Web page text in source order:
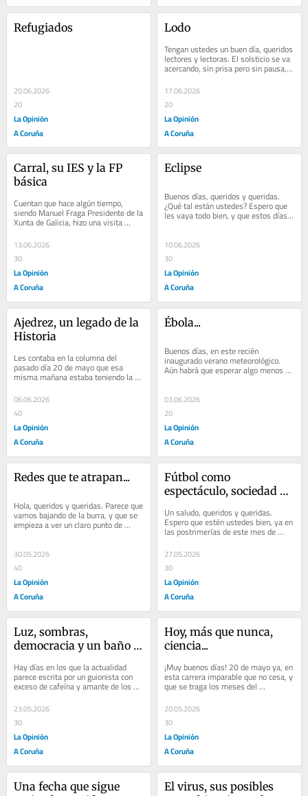
Refugiados
20.06.2026
20
La Opinión
A Coruña
Lodo
Tengan ustedes un buen día, queridos
lectores y lectoras. El solsticio se va
acercando, sin prisa pero sin pausa, y
todo se va configurando para ese...
17.06.2026
20
La Opinión
A Coruña
Carral, su IES y la FP
básica
Cuentan que hace algún tiempo,
siendo Manuel Fraga Presidente de la
Xunta de Galicia, hizo una visita
institucional a Ourense. Y que, ante la
demanda...
13.06.2026
30
La Opinión
A Coruña
Eclipse
Buenos días, queridos y queridas.
¿Qué tal están ustedes? Espero que
les vaya todo bien, y que estos días
de junio les colmen de
10.06.2026
30
La Opinión
A Coruña
Ajedrez, un legado de la
Historia
Les contaba en la columna del
pasado día 20 de mayo que esa
misma mañana estaba teniendo la
al IES Breamo...
06.06.2026
40
La Opinión
A Coruña
Ébola...
Buenos días, en este recién
inaugurado verano meteorológico.
Aún habrá que esperar algo menos de
tres semanas para que el verano
03.06.2026
20
La Opinión
A Coruña
Redes que te atrapan...
Hola, queridos y queridas. Parece que
vamos bajando de la burra, y que se
empieza a ver un claro punto de
inflexión en relación con lo digital...
30.05.2026
40
La Opinión
A Coruña
Fútbol como
espectáculo, sociedad y
Un saludo, queridos y queridas.
Espero que estén ustedes bien, ya en
las postrimerías de este mes de
mayo cuyos últimos coletazos vienen
aderezados...
27.05.2026
30
La Opinión
A Coruña
Luz, sombras,
democracia y un baño
Hay días en los que la actualidad
parece escrita por un guionista con
exceso de cafeína y amante de los
golpes de efecto. Ayer, cuando
escribí...
23.05.2026
30
La Opinión
A Coruña
Hoy, más que nunca,
ciencia...
¡Muy buenos días! 20 de mayo ya, en
esta carrera imparable que no cesa, y
que se traga los meses del
calendario como si fuesen días… Ya
ven, cada...
20.05.2026
30
La Opinión
A Coruña
Una fecha que sigue
El virus, sus posibles